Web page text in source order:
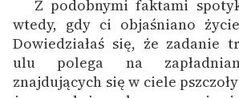
Z podobnymi faktami
wtedy, gdy ci objaśniano
Dowiedziałaś się, że zadanie
ulu polega na
znajdujących się w ciele